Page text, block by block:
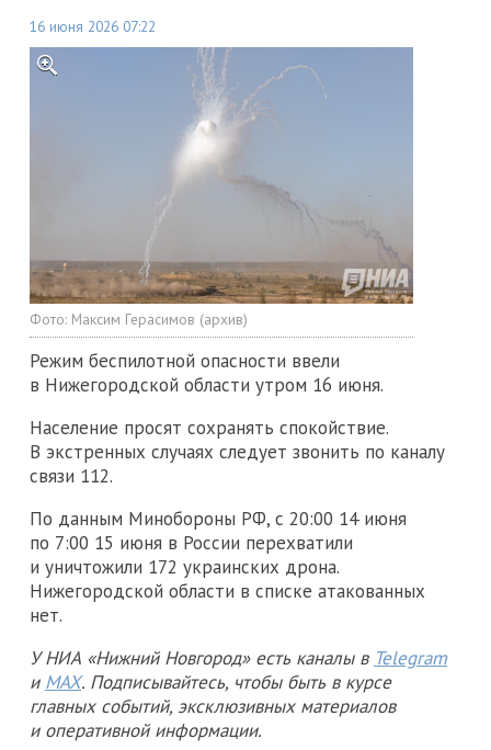
16 июня 2026 07:22
Фото: Максим Герасимов (архив)
Режим беспилотной опасности ввели
в Нижегородской области утром 16 июня.
Население просят сохранять спокойствие.
В экстренных случаях следует звонить по каналу
связи 112.
По данным Минобороны РФ, с 20:00 14 июня
по 7:00 15 июня в России перехватили
и уничтожили 172 украинских дрона.
Нижегородской области в списке атакованных
нет.
У НИА «Нижний Новгород» есть каналы в Telegram
и MAX. Подписывайтесь, чтобы быть в курсе
главных событий, эксклюзивных материалов
и оперативной информации.